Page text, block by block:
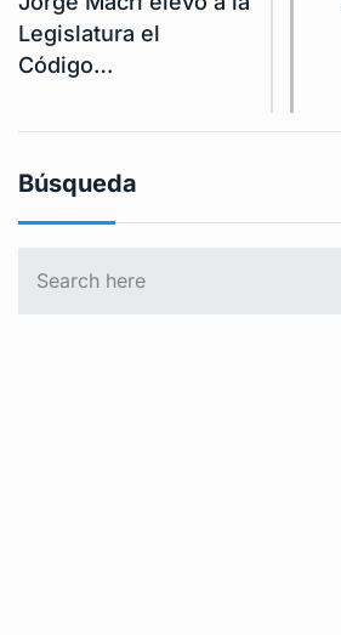
Legislatura el
Código…
Búsqueda